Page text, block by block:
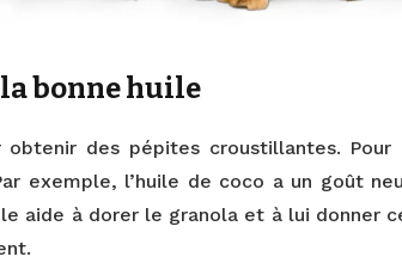
bonne huile
obtenir des pépites croustillantes. Pour
exemple, l’huile de coco a un goût
aide à dorer le granola et à lui donner